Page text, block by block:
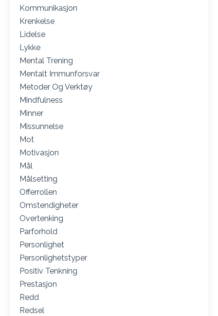
Kommunikasjon
Krenkelse
Lidelse
Lykke
Mental Trening
Mentalt Immunforsvar
Metoder Og Verktøy
Mindfulness
Minner
Missunnelse
Mot
Motivasjon
Mål
Målsetting
Offerrollen
Omstendigheter
Overtenking
Parforhold
Personlighet
Personlighetstyper
Positiv Tenkning
Prestasjon
Redd
Redsel